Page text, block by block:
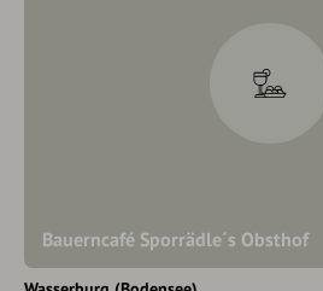
Bauerncafé Sporrädle´s Obsthof